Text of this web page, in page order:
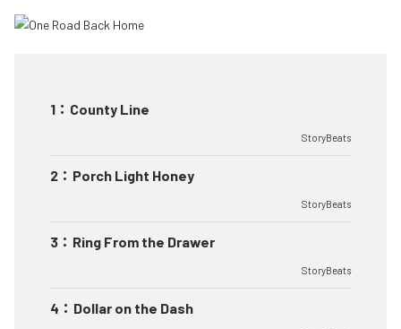
1 ： County Line
StoryBeats
2 ： Porch Light Honey
StoryBeats
3 ： Ring From the Drawer
StoryBeats
4 ： Dollar on the Dash